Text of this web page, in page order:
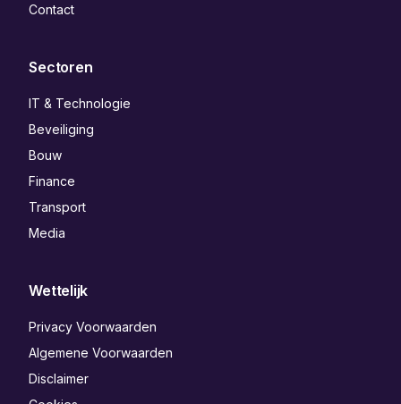
Contact
Sectoren
IT & Technologie
Beveiliging
Bouw
Finance
Transport
Media
Wettelijk
Privacy Voorwaarden
Algemene Voorwaarden
Disclaimer